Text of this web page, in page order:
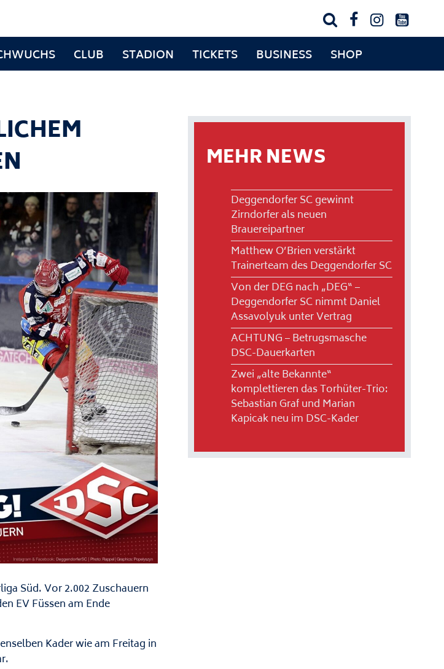
   
CLUB STADION TICKETS BUSINESS SHOP
Süd. Vor 2.002 Zuschauern
EV Füssen am Ende
Kader wie am Freitag in
MEHR NEWS
Deggendorfer SC gewinnt
Zirndorfer als neuen
Brauereipartner
Matthew O’Brien verstärkt
Trainerteam des Deggendorfer SC
Von der DEG nach „DEG“ –
Deggendorfer SC nimmt Daniel
Assavolyuk unter Vertrag
ACHTUNG – Betrugsmasche
DSC-Dauerkarten
Zwei „alte Bekannte“
komplettieren das Torhüter-Trio:
Sebastian Graf und Marian
Kapicak neu im DSC-Kader